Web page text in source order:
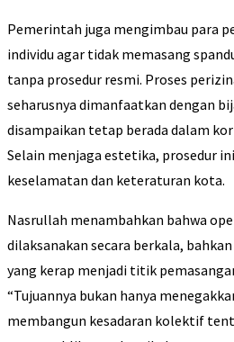
Pemerintah juga mengimbau para
individu agar tidak memasang
tanpa prosedur resmi. Proses
seharusnya dimanfaatkan dengan
disampaikan tetap berada dalam
Selain menjaga estetika, prosedur
keselamatan dan keteraturan kota.
Nasrullah menambahkan bahwa
dilaksanakan secara berkala,
yang kerap menjadi titik
“Tujuannya bukan hanya
membangun kesadaran kolektif